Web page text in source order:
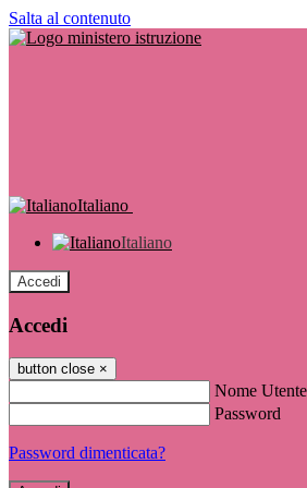
Salta al contenuto
Italiano
Italiano
Accedi
Accedi
button close ×
Nome Utente
Password
Password dimenticata?